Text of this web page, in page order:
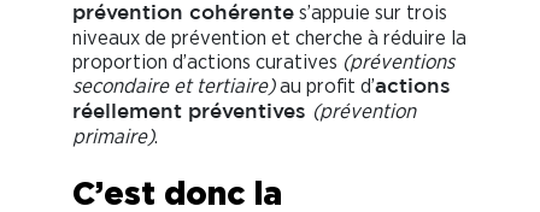
prévention cohérente s’appuie sur trois
niveaux de prévention et cherche à réduire la
proportion d’actions curatives (préventions
secondaire et tertiaire)au profit d’actions
réellement préventives (prévention
primaire).
C’est donc la